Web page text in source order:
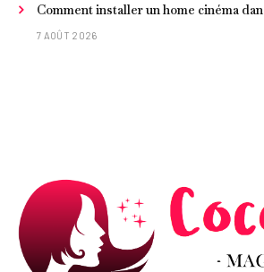
Comment installer un home cinéma
7 AOÛT 2026